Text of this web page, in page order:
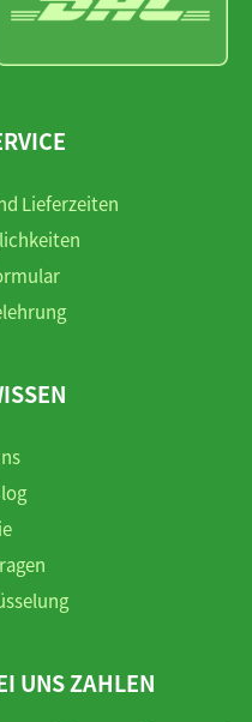
Lieferzeiten
UNS ZAHLEN